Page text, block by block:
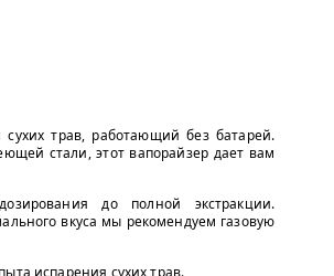
трав, работающий без батарей.
стали, этот вапорайзер дает вам
до полной экстракции.
вкуса мы рекомендуем газовую
испарения сухих трав.